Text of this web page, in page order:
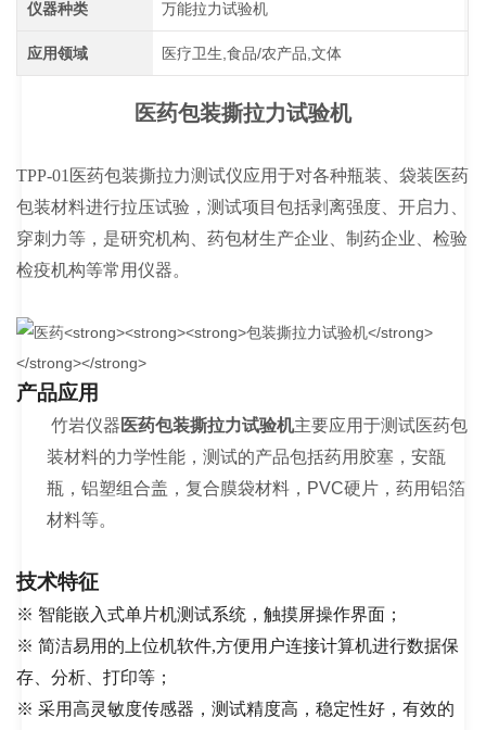
仪器种类 万能拉力试验机
应用领域 医疗卫生,食品/农产品,文体
医药包装撕拉力试验机
TPP-01 医药包装撕拉力测试仪应用于对各种瓶装、袋装医药
包装材料进行拉压试验，测试项目包括剥离强度、开启力、
穿刺力等，是研究机构、药包材生产企业、制药企业、检验
检疫机构等常用仪器。
产品应用
竹岩仪器 医药包装撕拉力试验机主要应用于测试医药包
装材料的力学性能，测试的产品包括药用胶塞，安瓿
瓶，铝塑组合盖，复合膜袋材料， PVC硬片，药用铝箔
材料等。
技术特征
※ 智能嵌入式单片机测试系统，触摸屏操作界面；
※ 简洁易用的上位机软件,方便用户连接计算机进行数据保
存、分析、打印等；
※ 采用高灵敏度传感器，测试精度高，稳定性好，有效的